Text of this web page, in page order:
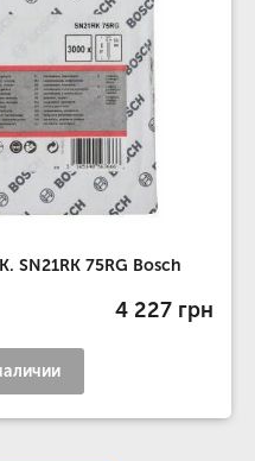
SN21RK 75RG Bosch
4 227 грн